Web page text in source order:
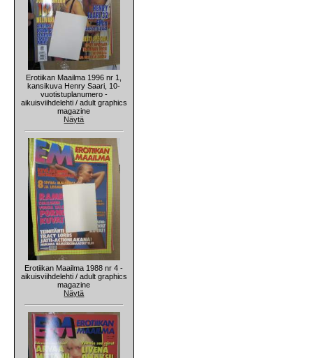
Erotiikan Maailma 1996 nr 1,
kansikuva Henry Saari, 10-
vuotistuplanumero -
aikuisviihdelehti / adult graphics
magazine
Näytä
Erotiikan Maailma 1988 nr 4 -
aikuisviihdelehti / adult graphics
magazine
Näytä